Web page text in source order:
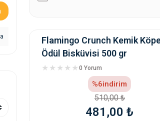
Flamingo Crunch Kemik
Ödül Bisküvisi 500 gr
0 Yorum
%6indirim
510,00 ₺
481,00 ₺